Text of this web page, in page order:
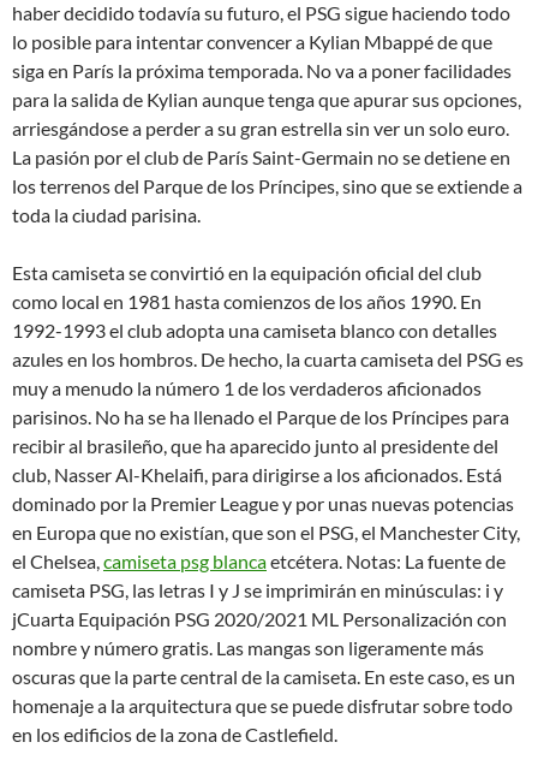
haber decidido todavía su futuro, el PSG sigue haciendo todo
lo posible para intentar convencer a Kylian Mbappé de que
siga en París la próxima temporada. No va a poner facilidades
para la salida de Kylian aunque tenga que apurar sus opciones,
arriesgándose a perder a su gran estrella sin ver un solo euro.
La pasión por el club de París Saint-Germain no se detiene en
los terrenos del Parque de los Príncipes, sino que se extiende a
toda la ciudad parisina.
Esta camiseta se convirtió en la equipación oficial del club
como local en 1981 hasta comienzos de los años 1990. En
1992-1993 el club adopta una camiseta blanco con detalles
azules en los hombros. De hecho, la cuarta camiseta del PSG es
muy a menudo la número 1 de los verdaderos aficionados
parisinos. No ha se ha llenado el Parque de los Príncipes para
recibir al brasileño, que ha aparecido junto al presidente del
club, Nasser Al-Khelaifi, para dirigirse a los aficionados. Está
dominado por la Premier League y por unas nuevas potencias
en Europa que no existían, que son el PSG, el Manchester City,
el Chelsea,camiseta psg blancaetcétera. Notas: La fuente de
camiseta PSG, las letras I y J se imprimirán en minúsculas: i y
jCuarta Equipación PSG 2020/2021 ML Personalización con
nombre y número gratis. Las mangas son ligeramente más
oscuras que la parte central de la camiseta. En este caso, es un
homenaje a la arquitectura que se puede disfrutar sobre todo
en los edificios de la zona de Castlefield.